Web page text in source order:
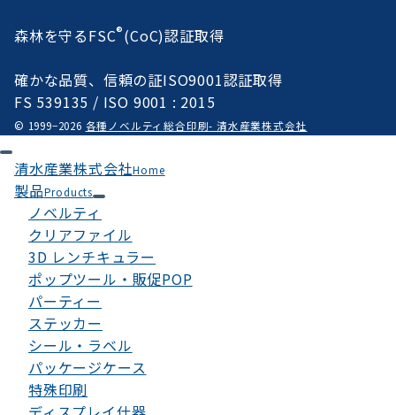
森林を守るFSC®(CoC)認証取得
確かな品質、信頼の証ISO9001認証取得
FS 539135 / ISO 9001 : 2015
© 1999−2026 各種ノベルティ総合印刷- 清水産業株式会社
清水産業株式会社Home
製品Products
ノベルティ
クリアファイル
3D レンチキュラー
ポップツール・販促POP
パーティー
ステッカー
シール・ラベル
パッケージケース
特殊印刷